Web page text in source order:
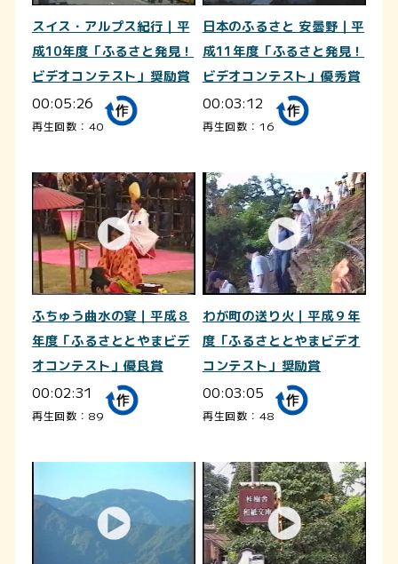
スイス・アルプス紀行｜平
成10年度「ふるさと発見！
ビデオコンテスト」奨励賞
00:05:26
再生回数：40
日本のふるさと 安曇野｜平
成11年度「ふるさと発見！
ビデオコンテスト」優秀賞
00:03:12
再生回数：16
ふちゅう曲水の宴｜平成８
年度「ふるさととやまビデ
オコンテスト」優良賞
00:02:31
再生回数：89
わが町の送り火｜平成９年
度「ふるさととやまビデオ
コンテスト」奨励賞
00:03:05
再生回数：48